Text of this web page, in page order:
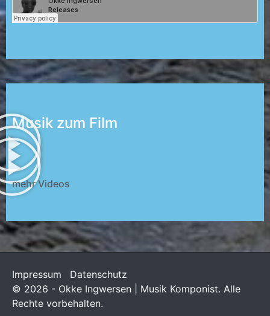
Musik zum Film
mehr Videos
Impressum
Datenschutz
© 2026 - Okke Ingwersen | Musik Komponist. Alle
Rechte vorbehalten.